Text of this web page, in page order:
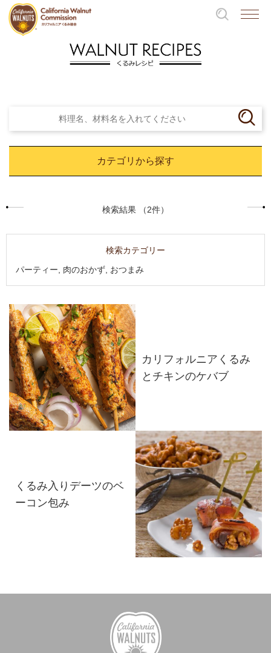
カテゴリから探す
検索結果 （2件）
検索カテゴリー
パーティー, 肉のおかず, おつまみ
カリフォルニアくるみ
とチキンのケバブ
くるみ入りデーツのベ
ーコン包み